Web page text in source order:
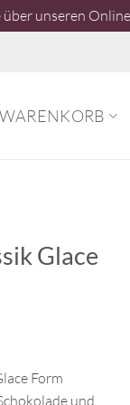
unseren
WARENKORB
Glace
Form
und